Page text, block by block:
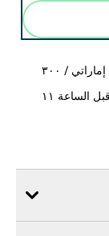
توصيل مجاني للطلبات التي تزيد عن ٢٥٠ درهم إماراتي / ٣٠٠
التوصيل في نفس اليوم متاح في دبي للطلبات قبل الساعة ١١